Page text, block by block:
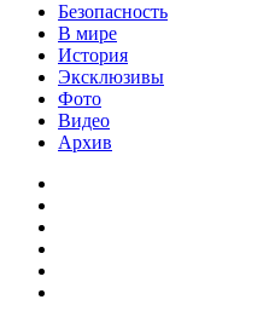
Безопасность
В мире
История
Эксклюзивы
Фото
Видео
Архив